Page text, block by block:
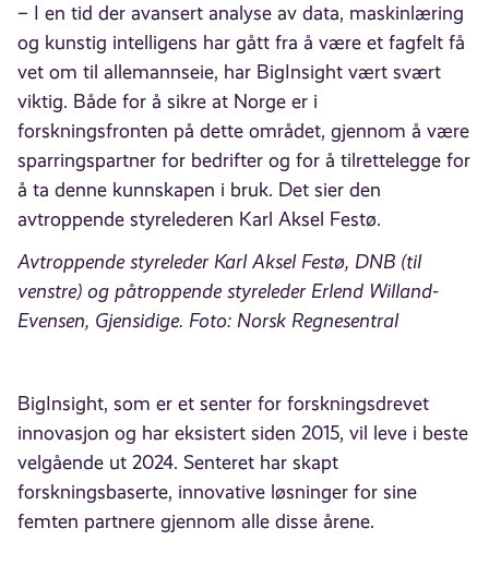
– I en tid der avansert analyse av data, maskinlæring
og kunstig intelligens har gått fra å være et fagfelt få
vet om til allemannseie, har BigInsight vært svært
viktig. Både for å sikre at Norge er i
forskningsfronten på dette området, gjennom å være
sparringspartner for bedrifter og for å tilrettelegge for
å ta denne kunnskapen i bruk. Det sier den
avtroppende styrelederen Karl Aksel Festø.
Avtroppende styreleder Karl Aksel Festø, DNB (til
venstre) og påtroppende styreleder Erlend Willand-
Evensen, Gjensidige. Foto: Norsk Regnesentral
BigInsight, som er et senter for forskningsdrevet
innovasjon og har eksistert siden 2015, vil leve i beste
velgående ut 2024. Senteret har skapt
forskningsbaserte, innovative løsninger for sine
femten partnere gjennom alle disse årene.